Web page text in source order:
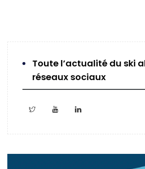
Toute l’actualité du ski
réseaux sociaux